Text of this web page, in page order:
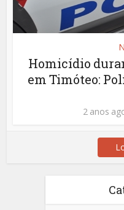
Homicídio
em Timóteo:
2 anos